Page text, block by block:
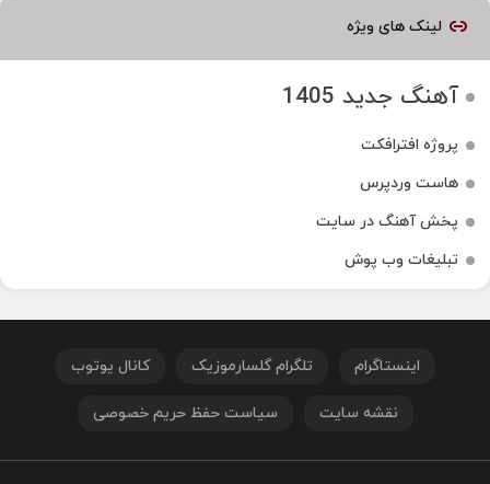
لینک های ویژه
آهنگ جدید 1405
پروژه افترافکت
هاست وردپرس
پخش آهنگ در سایت
تبلیغات وب پوش
اینستاگرام تلگرام گلسارموزیک کانال یوتوب
نقشه سایت سیاست حفظ حریم خصوصی